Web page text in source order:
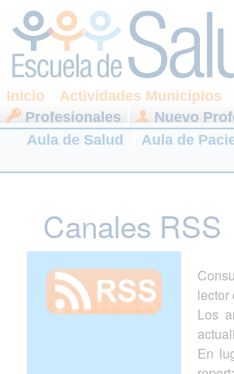
Inicio Actividades Municipios
Profesionales
Nuevo
Aula de Salud
Aula de
Canales RSS
lector
Los
En